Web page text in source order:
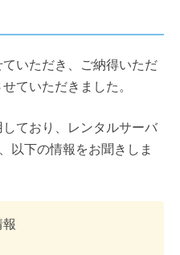
いただき、ご納得いただ
ていただきました。
しており、レンタルサーバ
以下の情報をお聞きしま